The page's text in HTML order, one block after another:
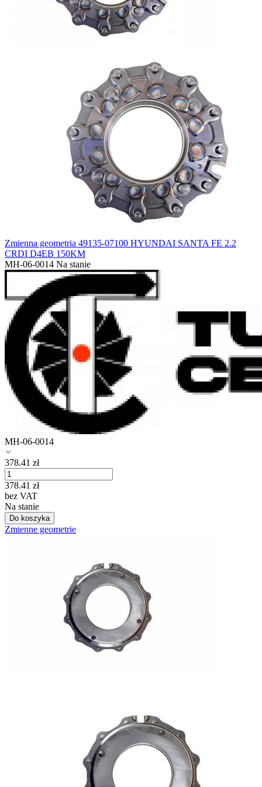
Zmienna geometria 49135-07100 HYUNDAI SANTA FE 2.2
CRDI D4EB 150KM
MH-06-0014 Na stanie
MH-06-0014
378.41 zł
378.41 zł
bez VAT
Na stanie
Do koszyka
Zmienne geometrie